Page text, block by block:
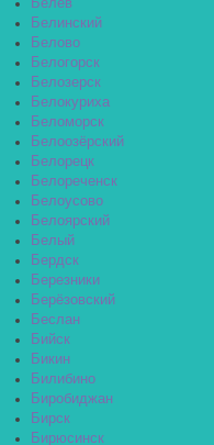
Белёв
Белинский
Белово
Белогорск
Белозерск
Белокуриха
Беломорск
Белоозёрский
Белорецк
Белореченск
Белоусово
Белоярский
Белый
Бердск
Березники
Берёзовский
Беслан
Бийск
Бикин
Билибино
Биробиджан
Бирск
Бирюсинск